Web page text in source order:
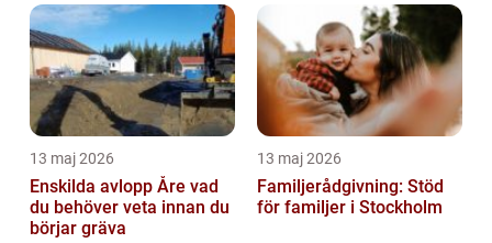
13 maj 2026
Enskilda avlopp Åre vad
du behöver veta innan du
börjar gräva
13 maj 2026
Familjerådgivning: Stöd
för familjer i Stockholm